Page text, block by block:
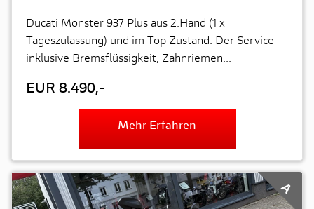
Ducati Monster 937 Plus aus 2.Hand (1 x
Tageszulassung) und im Top Zustand. Der Service
inklusive Bremsflüssigkeit, Zahnriemen...
EUR 8.490,-
Mehr Erfahren
A